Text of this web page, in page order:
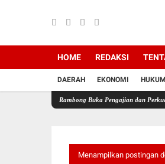
HOME REDAKSI
DAERAH EKONOMI HUKUM
Rambong Buka Pengajian dan Perkuat Syariat Islam
Menampilkan postingan